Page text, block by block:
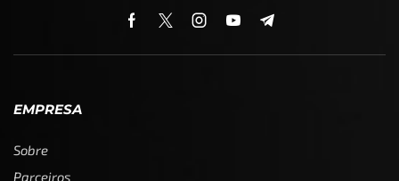
EMPRESA
Sobre
Parceiros